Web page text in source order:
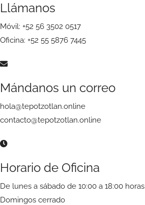
Llámanos
Móvil: +52 56 3502 0517
Oficina: +52 55 5876 7445
Mándanos un correo
hola@tepotzotlan.online
contacto@tepotzotlan.online
Horario de Oficina
De lunes a sábado de 10:00 a 18:00 horas
Domingos cerrado